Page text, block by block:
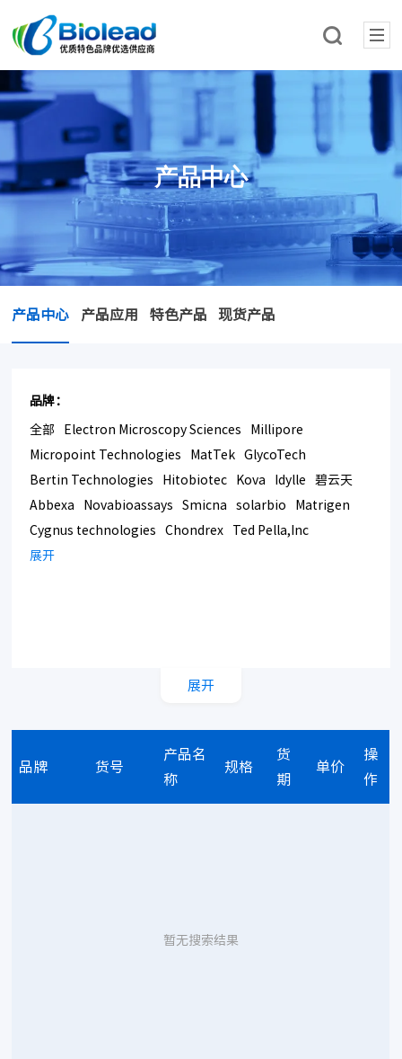
产品中心
产品中心 产品应用 特色产品 现货产品
品牌：
全部 Electron Microscopy Sciences
Millipore
Micropoint Technologies
MatTek
GlycoTech
Bertin Technologies
Hitobiotec Kova Idylle
碧云天
Abbexa
Novabioassays Smicna solarbio
Matrigen
Cygnus technologies
Chondrex
Ted Pella,Inc
Bmrsupply
展开
展开
品牌 货号
产品名
称
规格
货
期
单价
操
作
暂无搜索结果